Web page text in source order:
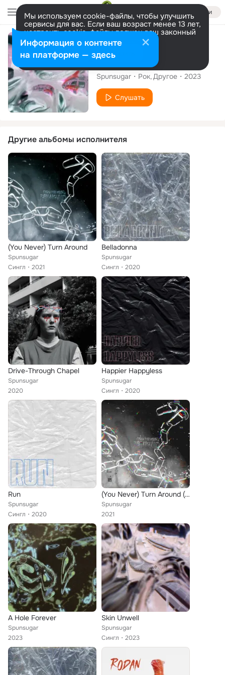
Войти
Мы используем cookie-файлы, чтобы улучшить
сервисы для вас. Если ваш возраст менее 13 лет,
настроить cookie-файлы должен ваш законный
представитель. Больше информации
Разрешить все Настроить
Альбом
White Sneakers
Spunsugar Рок Другое 2023
Слушать
Другие альбомы исполнителя
(You Never) Turn Around
Spunsugar
Сингл
2021
Belladonna
Spunsugar
Сингл
2020
Drive-Through Chapel
Spunsugar
2020
Happier Happyless
Spunsugar
Сингл
2020
Run
Spunsugar
Сингл
2020
(You Never) Turn Around (Remixes)
Spunsugar
2021
A Hole Forever
Spunsugar
2023
Skin Unwell
Spunsugar
Сингл
2023
Информация о контенте
на платформе — здесь